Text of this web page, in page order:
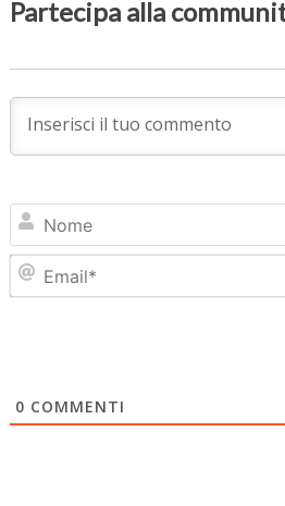
Partecipa alla
0 COMMENTI